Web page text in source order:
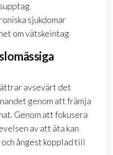
sjukdomar
om vätskeintag
avsevärt det
genom att främja
Genom att fokusera
av att äta kan
ångest kopplad till